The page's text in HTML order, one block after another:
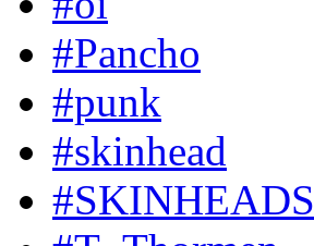
#Pancho
#punk
#skinhead
#SKINHEADS